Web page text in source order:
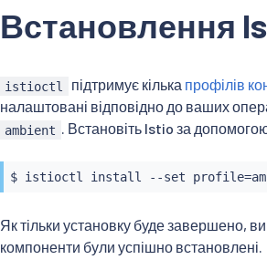
Встановлення
istioctl підтримує кілька профілів
налаштовані відповідно до ваших
ambient . Встановіть Istio за
$ istioctl install --set profile=
Як тільки установку буде завершено,
компоненти були успішно встановлені.